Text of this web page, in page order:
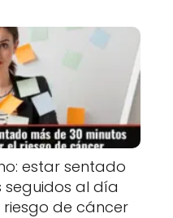
estar sentado
seguidos al día
de cáncer